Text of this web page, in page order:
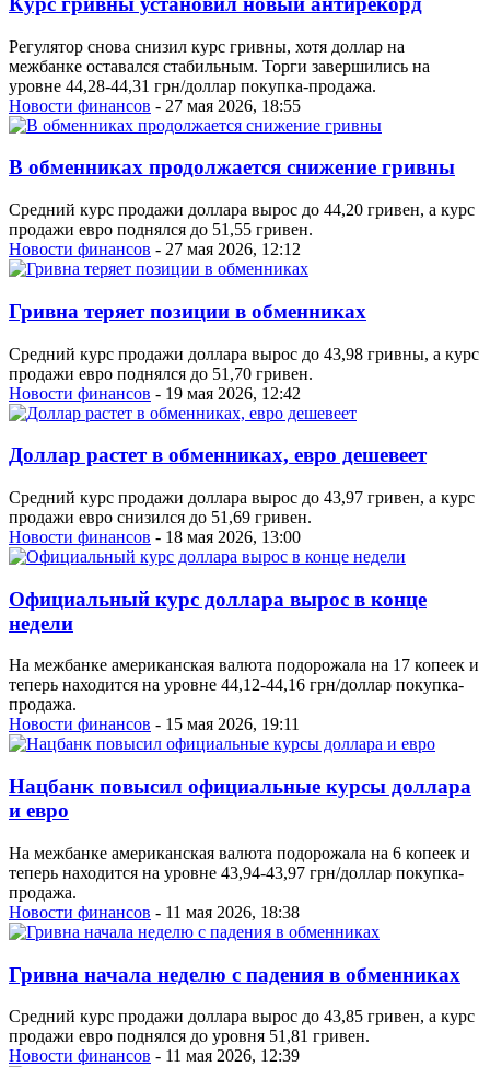
Регулятор снова снизил курс гривны, хотя доллар на
межбанке оставался стабильным. Торги завершились на
уровне 44,28-44,31 грн/доллар покупка-продажа.
Новости финансов - 27 мая 2026, 18:55
В обменниках продолжается снижение гривны
Средний курс продажи доллара вырос до 44,20 гривен, а курс
продажи евро поднялся до 51,55 гривен.
Новости финансов - 27 мая 2026, 12:12
Гривна теряет позиции в обменниках
Средний курс продажи доллара вырос до 43,98 гривны, а курс
продажи евро поднялся до 51,70 гривен.
Новости финансов - 19 мая 2026, 12:42
Доллар растет в обменниках, евро дешевеет
Средний курс продажи доллара вырос до 43,97 гривен, а курс
продажи евро снизился до 51,69 гривен.
Новости финансов - 18 мая 2026, 13:00
Официальный курс доллара вырос в конце
недели
На межбанке американская валюта подорожала на 17 копеек и
теперь находится на уровне 44,12-44,16 грн/доллар покупка-
продажа.
Новости финансов - 15 мая 2026, 19:11
Нацбанк повысил официальные курсы доллара
и евро
На межбанке американская валюта подорожала на 6 копеек и
теперь находится на уровне 43,94-43,97 грн/доллар покупка-
продажа.
Новости финансов - 11 мая 2026, 18:38
Гривна начала неделю с падения в обменниках
Средний курс продажи доллара вырос до 43,85 гривен, а курс
продажи евро поднялся до уровня 51,81 гривен.
Новости финансов - 11 мая 2026, 12:39